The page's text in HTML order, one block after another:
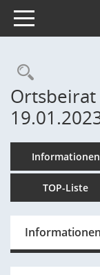
Toggle navigation
Informationen
TOP-Liste
Informationen